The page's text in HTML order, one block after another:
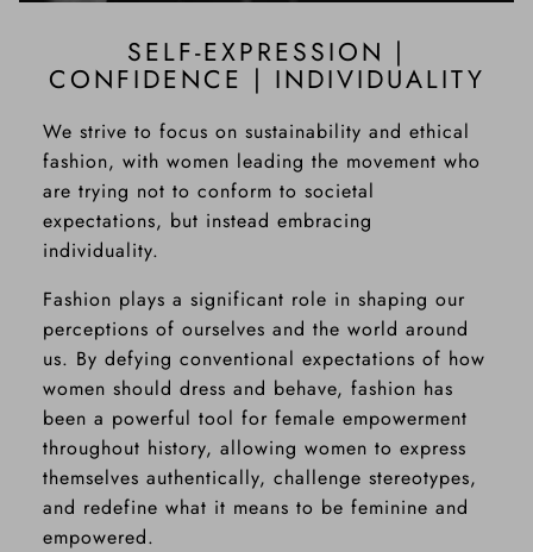
SELF-EXPRESSION |
CONFIDENCE | INDIVIDUALITY
We strive to focus on sustainability and ethical
fashion, with women leading the movement who
are trying not to conform to societal
expectations, but instead embracing
individuality.
Fashion plays a significant role in shaping our
perceptions of ourselves and the world around
us. By defying conventional expectations of how
women should dress and behave, fashion has
been a powerful tool for female empowerment
throughout history, allowing women to express
themselves authentically, challenge stereotypes,
and redefine what it means to be feminine and
empowered.